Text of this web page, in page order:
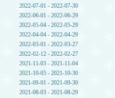
2022-07-01 - 2022-07-30
2022-06-01 - 2022-06-29
2022-05-04 - 2022-05-29
2022-04-04 - 2022-04-29
2022-03-01 - 2022-03-27
2022-02-12 - 2022-02-27
2021-11-03 - 2021-11-04
2021-10-05 - 2021-10-30
2021-09-01 - 2021-09-30
2021-08-03 - 2021-08-29